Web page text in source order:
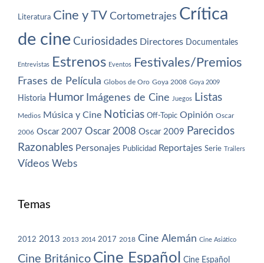
Literatura Cine y TV Cortometrajes Crítica
de cine Curiosidades Directores Documentales
Entrevistas Estrenos Eventos Festivales/Premios
Frases de Película Globos de Oro Goya 2008 Goya 2009
Historia Humor Imágenes de Cine Juegos Listas
Medios Música y Cine Noticias Off-Topic Opinión Oscar
2006 Oscar 2007 Oscar 2008 Oscar 2009 Parecidos
Razonables Personajes Publicidad Reportajes Serie Trailers
Vídeos Webs
Temas
2012 2013 2013 2014 2017 2018 Cine Alemán Cine Asiático
Cine Británico Cine Español Cine Español